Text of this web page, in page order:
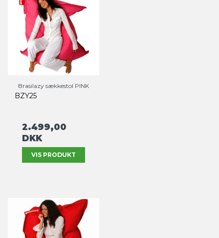
Brasilazy sækkestol PINK
BZY25
2.499,00
DKK
VIS PRODUKT